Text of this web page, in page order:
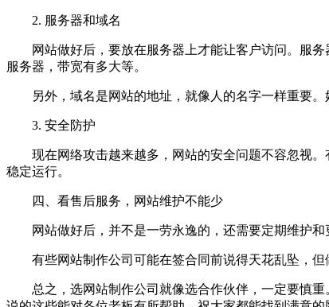
2. 服务器和域名
网站做好后，要放在服务器上才能让客户访问。服
服务器，带宽有多大等。
另外，域名是网站的地址，就像人的名字一样重要
3. 安全防护
现在网络攻击越来越多，网站的安全问题不容忽视
稳定运行。
四、看售后服务，网站维护不能少
网站做好后，并不是一劳永逸的，还需要定期维护
有些网站制作公司可能在签合同前说得天花乱坠，
总之，选网站制作公司就像选合作伙伴，一定要慎